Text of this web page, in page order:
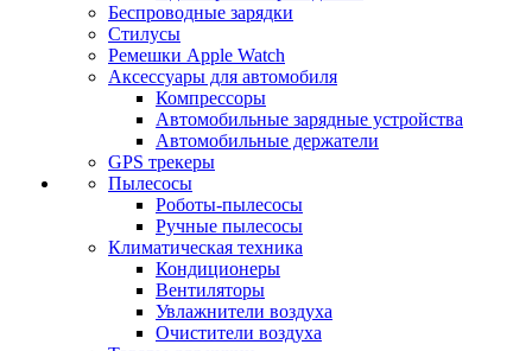
Беспроводные зарядки
Стилусы
Ремешки Apple Watch
Аксессуары для автомобиля
Компрессоры
Автомобильные зарядные устройства
Автомобильные держатели
GPS трекеры
Пылесосы
Роботы-пылесосы
Ручные пылесосы
Климатическая техника
Кондиционеры
Вентиляторы
Увлажнители воздуха
Очистители воздуха